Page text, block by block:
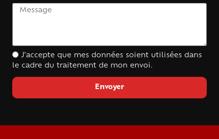
J'accepte que mes données soient utilisées dans
le cadre du traitement de mon envoi.
Envoyer